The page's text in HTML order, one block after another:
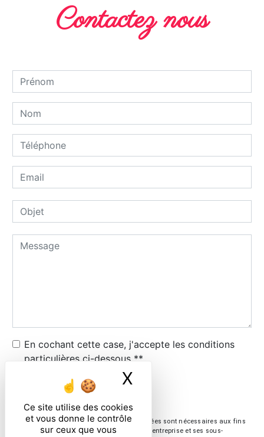
Ce site utilise des cookies
et vous donne le contrôle
sur ceux que vous
X
Contactez nous
En cochant cette case, j'accepte les conditions
particulières ci-dessous **
** Les données personnelles communiquées sont nécessaires aux fins
de vous contacter. Elles sont destinées à l'entreprise et ses sous-